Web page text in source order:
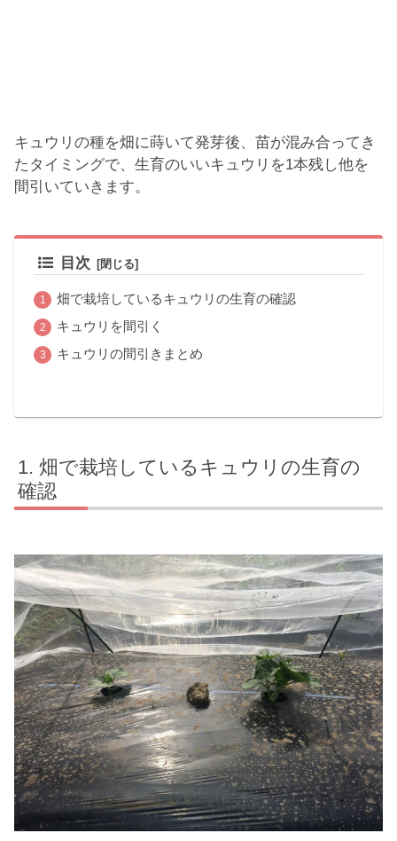
キュウリの種を畑に蒔いて発芽後、苗が混み合ってき
たタイミングで、生育のいいキュウリを1本残し他を
間引いていきます。
目次
畑で栽培しているキュウリの生育の確認
キュウリを間引く
キュウリの間引きまとめ
畑で栽培しているキュウリの生育の
確認